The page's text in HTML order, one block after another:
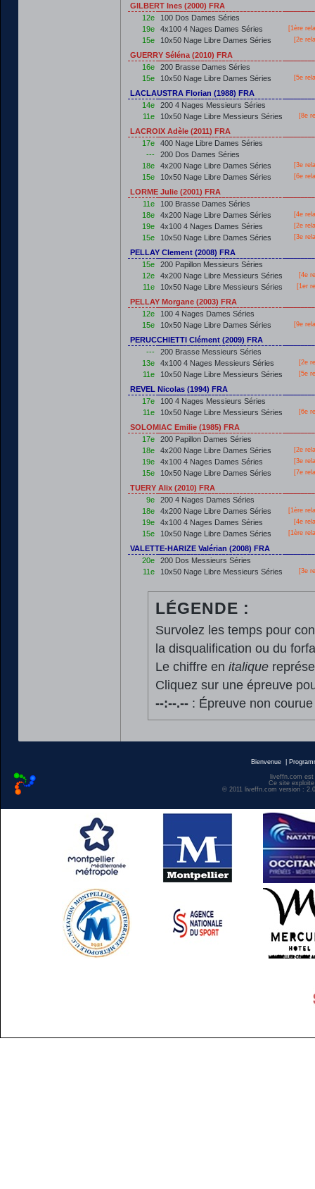
GILBERT Ines (2000) FRA
12e
100 Dos Dames Séries
19e
4x100 4 Nages Dames Séries [1ère
15e 10x50 Nage Libre Dames Séries [2e
GUERRY Séléna (2010) FRA
16e
200 Brasse Dames Séries
15e
10x50 Nage Libre Dames Séries [5e
LACLAUSTRA Florian (1988) FRA
14e
200 4 Nages Messieurs Séries
11e
10x50 Nage Libre Messieurs Séries [8e
LACROIX Adèle (2011) FRA
17e
400 Nage Libre Dames Séries
---
200 Dos Dames Séries
18e
4x200 Nage Libre Dames Séries [3e
15e 10x50 Nage Libre Dames Séries [6e
LORME Julie (2001) FRA
11e
100 Brasse Dames Séries
18e
4x200 Nage Libre Dames Séries [4e
19e 4x100 4 Nages Dames Séries [2e
15e 10x50 Nage Libre Dames Séries [3e
PELLAY Clement (2008) FRA
15e
200 Papillon Messieurs Séries
12e
4x200 Nage Libre Messieurs Séries [4e
11e 10x50 Nage Libre Messieurs Séries [1er
PELLAY Morgane (2003) FRA
12e
100 4 Nages Dames Séries
15e
10x50 Nage Libre Dames Séries [9e
PERUCCHIETTI Clément (2009) FRA
---
200 Brasse Messieurs Séries
13e
4x100 4 Nages Messieurs Séries [2e
11e 10x50 Nage Libre Messieurs Séries [5e
REVEL Nicolas (1994) FRA
17e
100 4 Nages Messieurs Séries
11e
10x50 Nage Libre Messieurs Séries [6e
SOLOMIAC Emilie (1985) FRA
17e
200 Papillon Dames Séries
18e
4x200 Nage Libre Dames Séries [2e
19e 4x100 4 Nages Dames Séries [3e
15e 10x50 Nage Libre Dames Séries [7e
TUERY Alix (2010) FRA
9e
200 4 Nages Dames Séries
18e
4x200 Nage Libre Dames Séries [1ère
19e 4x100 4 Nages Dames Séries [4e
15e 10x50 Nage Libre Dames Séries [1ère
VALETTE-HARIZE Valérian (2008) FRA
20e
200 Dos Messieurs Séries
11e
10x50 Nage Libre Messieurs Séries [3e
LÉGENDE :
Survolez les temps pour
la disqualification ou du
Le chiffre en italique
Cliquez sur une épreuve
--:--.--: Épreuve non
Bienvenue
liveffn.com
Ce site
© 2011 liveffn.com version :